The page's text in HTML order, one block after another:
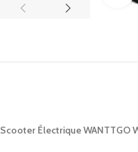
Scooter Électrique WANTTGO